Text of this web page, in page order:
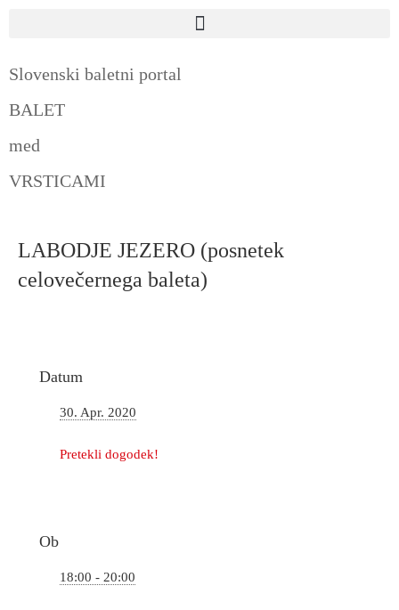
Slovenski baletni portal
BALET
med
VRSTICAMI
LABODJE JEZERO (posnetek
celovečernega baleta)
Datum
30. Apr. 2020
Pretekli dogodek!
Ob
18:00 - 20:00